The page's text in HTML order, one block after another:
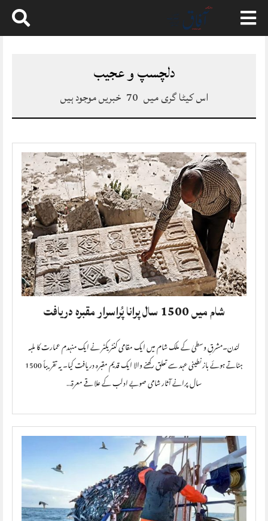
Skip
دلچسپ و عجیب
اس کیٹا گری میں 70 خبریں موجود ہیں
شام میں 1500 سال پرانا پُراسرار مقبرہ دریافت
لندن۔مشرقِ وسطیٰ کے ملک شام میں ایک مقامی کنٹریکٹر نے ایک منہدم عمارت کا ملبہ
ہٹاتے ہوئے بازنطینی عہد سے تعلق رکھنے والا ایک قدیم مقبرہ دریافت کیا۔ یہ تقریباً 1500
سال پرانے آثار شامی صوبے ادلب کے علاقے معرۃ…